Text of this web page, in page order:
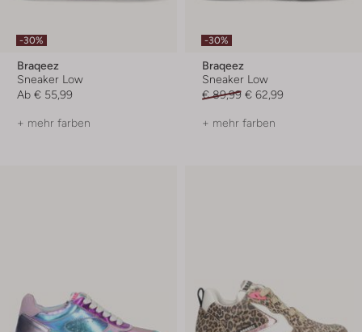
-30%
Braqeez
Sneaker Low
Ab € 55,99
+ mehr farben
-30%
Braqeez
Sneaker Low
€ 89,99 € 62,99
+ mehr farben